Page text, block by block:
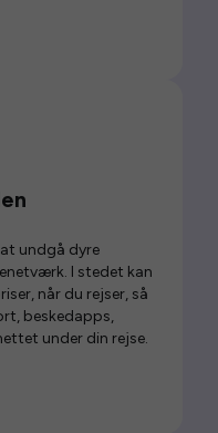
undgå dyre
I stedet kan
når du rejser, så
beskedapps,
under din rejse.